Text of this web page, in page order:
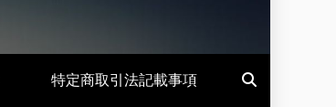
特定商取引法記載事項